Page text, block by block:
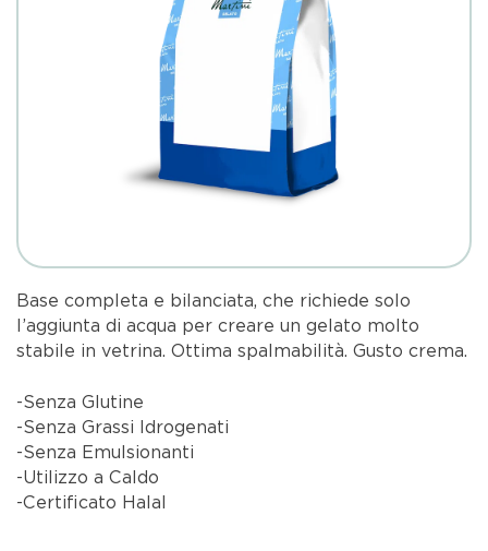
Base completa e bilanciata, che richiede solo
l’aggiunta di acqua per creare un gelato molto
stabile in vetrina. Ottima spalmabilità. Gusto crema.
-Senza Glutine
-Senza Grassi Idrogenati
-Senza Emulsionanti
-Utilizzo a Caldo
-Certificato Halal